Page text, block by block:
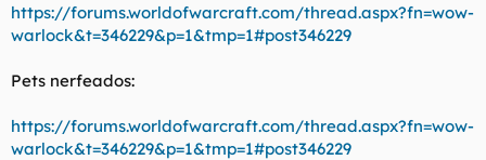
https://forums.worldofwarcraft.com/thread.aspx?fn=wow-
warlock&t=346229&p=1&tmp=1#post346229
Pets nerfeados:
https://forums.worldofwarcraft.com/thread.aspx?fn=wow-
warlock&t=346229&p=1&tmp=1#post346229